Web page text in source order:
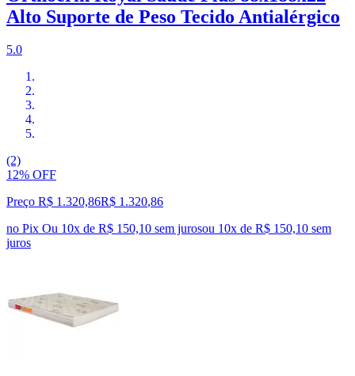
Alto Suporte de Peso Tecido Antialérgico
5.0
(2)
12% OFF
Preço R$ 1.320,86R$ 1.320,86
no Pix Ou 10x de R$ 150,10 sem jurosou 10x de R$ 150,10 sem
juros